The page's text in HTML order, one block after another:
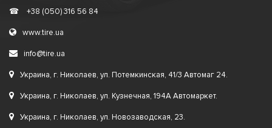
☎ +38 (050) 316 56 84
www.tire.ua
info@tire.ua
Украина, г. Николаев, ул. Потемкинская, 41/3 Автомаг 24.
Украина, г. Николаев, ул. Кузнечная, 194А Автомаркет.
Украина, г. Николаев, ул. Новозаводская, 23.